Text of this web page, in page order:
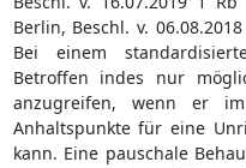
Berlin, Beschl. v.
Bei einem
Betroffen indes nur
anzugreifen, wenn er
Anhaltspunkte für eine
kann. Eine pauschale